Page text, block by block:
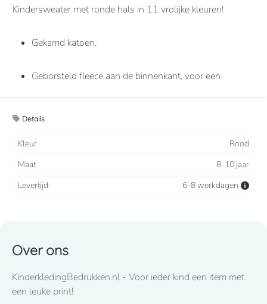
Kindersweater met ronde hals in 11 vrolijke kleuren!
Gekamd katoen.
Geborsteld fleece aan de binnenkant, voor een
Casual en ideaal voor dagelijks gebruik.
280 grams
Details
Kleur
Rood
Maat
8-10 jaar
Levertijd:
6-8 werkdagen
Over ons
KinderkledingBedrukken.nl - Voor ieder kind een item met
een leuke print!